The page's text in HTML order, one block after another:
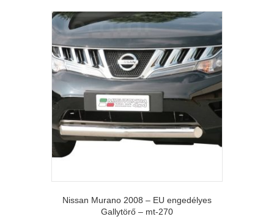
Nissan Murano 2008 – EU engedélyes
Gallytörő – mt-270